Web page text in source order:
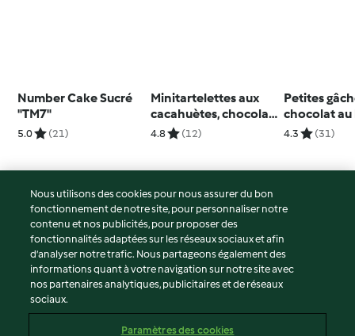
Number Cake Sucré
"TM7"
5.0 (21)
Minitartelettes aux
cacahuètes, chocolat
et caramel
4.8 (12)
Petites
chocolat au
4.3 (31)
© Copyright 2026
Conditions d'utilisation
Politique de confidentialité
Non-responsabilité
Mentions légales
Nous utilisons des cookies pour nous assurer du bon
fonctionnement de notre site, pour personnaliser notre
contenu et nos publicités, pour proposer des
fonctionnalités adaptées sur les réseaux sociaux et afin
d’analyser notre trafic. Nous partageons également des
informations quant à votre navigation sur notre site avec
nos partenaires analytiques, publicitaires et de réseaux
sociaux.
Paramètres des cookies